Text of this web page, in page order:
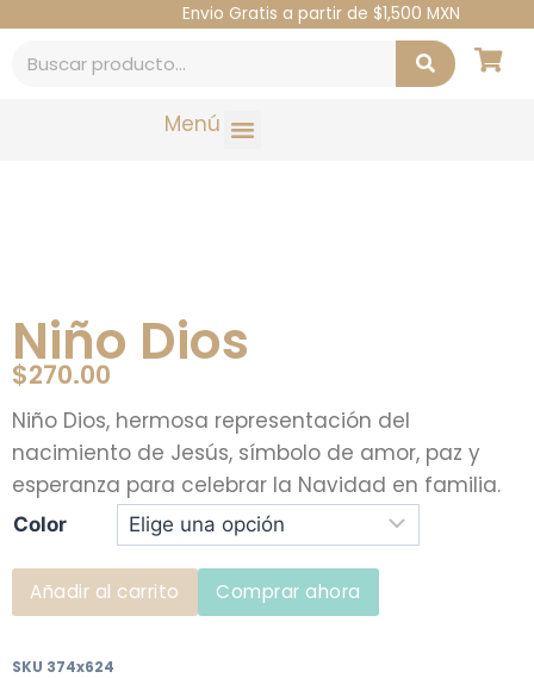
Envio Gratis a partir de $1,500 MXN
Menú
Niño Dios
$270.00
Niño Dios, hermosa representación del
nacimiento de Jesús, símbolo de amor, paz y
esperanza para celebrar la Navidad en familia.
Color
Añadir al carrito Comprar ahora
SKU 374x624